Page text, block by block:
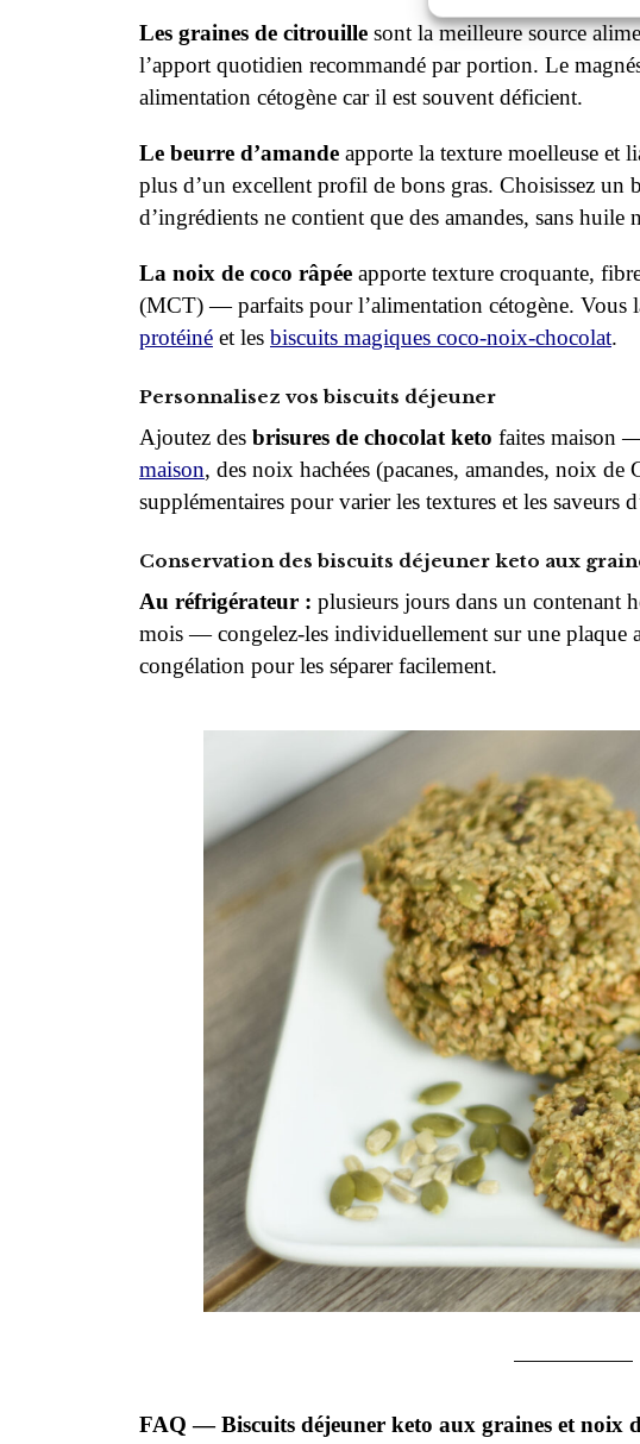
Les graines de citrouille sont la meilleure source
l’apport quotidien recommandé par portion. Le
alimentation cétogène car il est souvent déficient.
Le beurre d’amande apporte la texture moelleuse et
plus d’un excellent profil de bons gras. Choisissez un
d’ingrédients ne contient que des amandes, sans huile
La noix de coco râpée apporte texture croquante,
(MCT) — parfaits pour l’alimentation cétogène. Vous
protéiné et les biscuits magiques coco-noix-chocolat.
Personnalisez vos biscuits déjeuner
Ajoutez des brisures de chocolat keto faites maison
maison, des noix hachées (pacanes, amandes, noix de
supplémentaires pour varier les textures et les saveurs
Conservation des biscuits déjeuner keto aux
Au réfrigérateur : plusieurs jours dans un contenant
mois — congelez-les individuellement sur une plaque
congélation pour les séparer facilement.
FAQ — Biscuits déjeuner keto aux graines et noix